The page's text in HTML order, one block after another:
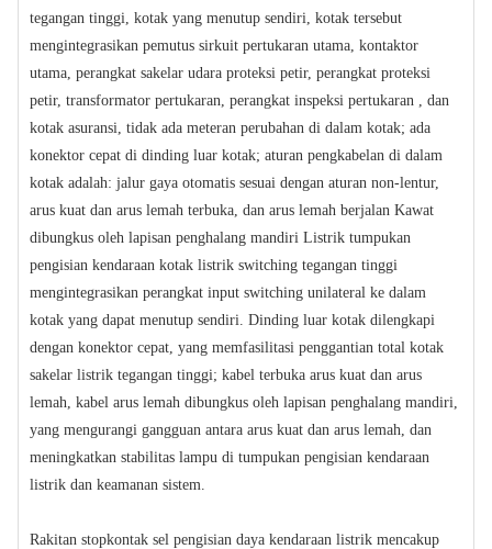
tegangan tinggi, kotak yang menutup sendiri, kotak tersebut
mengintegrasikan pemutus sirkuit pertukaran utama, kontaktor
utama, perangkat sakelar udara proteksi petir, perangkat proteksi
petir, transformator pertukaran, perangkat inspeksi pertukaran , dan
kotak asuransi, tidak ada meteran perubahan di dalam kotak; ada
konektor cepat di dinding luar kotak; aturan pengkabelan di dalam
kotak adalah: jalur gaya otomatis sesuai dengan aturan non-lentur,
arus kuat dan arus lemah terbuka, dan arus lemah berjalan Kawat
dibungkus oleh lapisan penghalang mandiri Listrik tumpukan
pengisian kendaraan kotak listrik switching tegangan tinggi
mengintegrasikan perangkat input switching unilateral ke dalam
kotak yang dapat menutup sendiri. Dinding luar kotak dilengkapi
dengan konektor cepat, yang memfasilitasi penggantian total kotak
sakelar listrik tegangan tinggi; kabel terbuka arus kuat dan arus
lemah, kabel arus lemah dibungkus oleh lapisan penghalang mandiri,
yang mengurangi gangguan antara arus kuat dan arus lemah, dan
meningkatkan stabilitas lampu di tumpukan pengisian kendaraan
listrik dan keamanan sistem.
Rakitan stopkontak sel pengisian daya kendaraan listrik mencakup